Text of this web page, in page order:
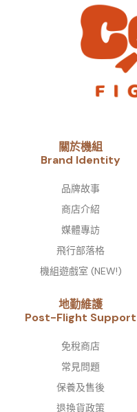
關於機組
Brand Identity​
品牌故事​
商店介紹
媒體專訪
飛行部落格
機組遊戲室 (NEW!)
地勤維護
Post-Flight Support
免稅商店
常見問題
保養及售後
退換貨政策